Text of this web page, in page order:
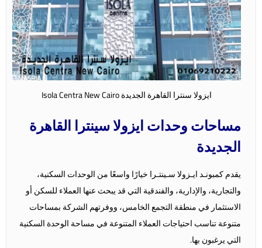
ايزولا سنترا القاهرة الجديدة Isola Centra New Cairo
مساحات وحدات ايزولا سينترا القاهرة
الجديدة
يقدم كمبونـد ايـزولا سـينتـرا خيارًا واسعًا من الوحدات السكنية،
والتجارية، والإدارية، والفندقية التي قد يبحث عنها العملاء للسكن أو
الاستثمار في منطقة التجمع الخامس، ووفرتهم الشركة بمساحات
متنوعة تناسب احتياجات العملاء المتنوعة في مساحة الوحدة السكنية
التي يرغبون بها.